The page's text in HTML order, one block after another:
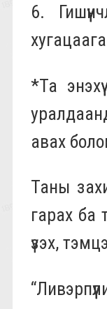
6.
*Та
авах
Таны
гарах ба
үзэх,